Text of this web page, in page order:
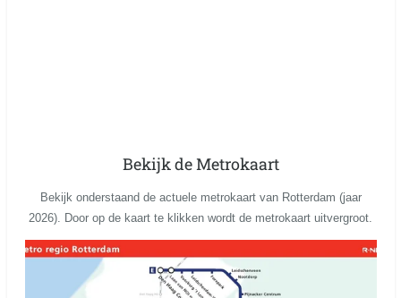
Bekijk de Metrokaart
Bekijk onderstaand de actuele metrokaart van Rotterdam (jaar
2026). Door op de kaart te klikken wordt de metrokaart uitvergroot.